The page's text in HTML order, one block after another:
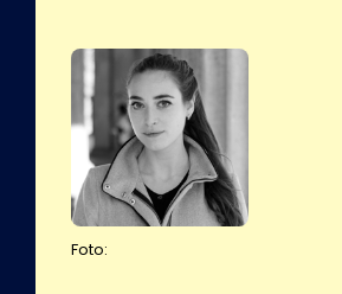
Foto: